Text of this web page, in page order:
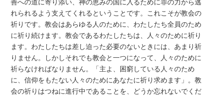
善への道に寄り添い、神の恵みの国に入るために罪の力から逃
れられるよう支えてくれるということです。これこそが教会の
祈りです。教会はあらゆる人のために、わたしたち全員のため
に祈り続けます。教会であるわたしたちは、人々のために祈り
ます。わたしたちは差し迫った必要のないときには、あまり祈
りません。しかしそれでも教会と一つになって、人々のために
祈らなければなりません。「主よ、困窮している人々のため
に、信仰をもたない人々のためにあなたに祈り求めます」。教
会の祈りはつねに進行中であることを、どうか忘れないでくだ